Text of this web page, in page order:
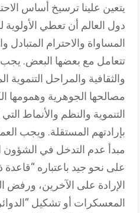
يتعين علينا ترسيخ أساس
دول العالم أن تعطي
المساواة والاحترام المتبادل
تتعامل مع بعضها البعض. يجب
والثقافية والمراحل التنموية
مصالحها الجوهرية وهمومها
التنموية والنظم والأنماط
بإرادتهم المستقلة. ويجب
مبدأ عدم التدخل في الشؤون
على نحو جيد باعتباره
الإرادة على الآخرين، ورفض
المعسكرات أو تشكيل